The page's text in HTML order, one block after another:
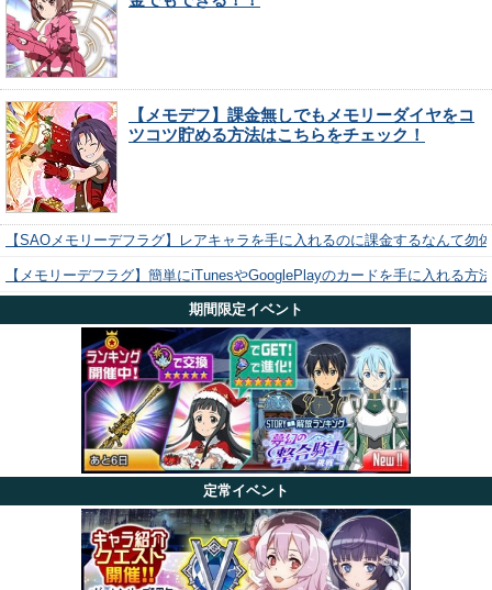
【メモデフ】課金無しでもメモリーダイヤをコ
ツコツ貯める方法はこちらをチェック！
【SAOメモリーデフラグ】レアキャラを手に入れるのに課金するなんて勿
【メモリーデフラグ】簡単にiTunesやGooglePlayのカードを手に入れる方
期間限定イベント
定常イベント